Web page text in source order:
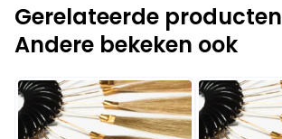
Gerelateerde producten
Andere bekeken ook